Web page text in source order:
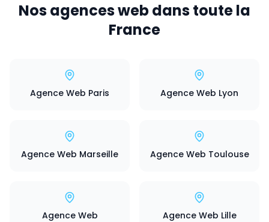
Nos agences web dans toute la
France
Agence Web Paris Agence Web Lyon
Agence Web Marseille Agence Web Toulouse
Agence Web
Agence Web Lille